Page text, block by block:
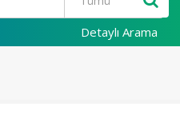
Detaylı Arama